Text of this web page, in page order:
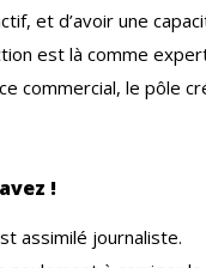
et d’avoir une
est là comme
commercial, le pôle
!
assimilé journaliste.